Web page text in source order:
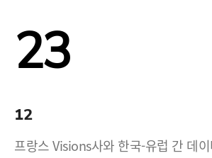
23
12
프랑스 Visions사와 한국-유럽 간 데